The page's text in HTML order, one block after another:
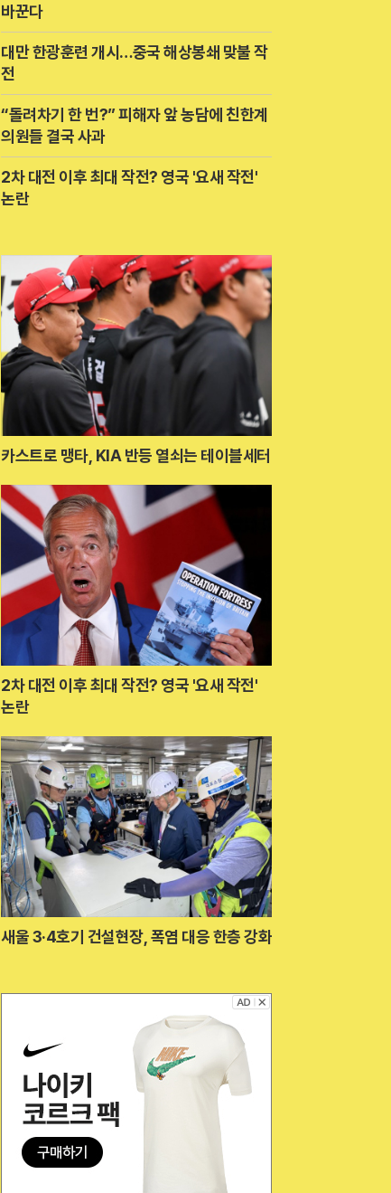
바꾼다
대만 한광훈련 개시…중국 해상봉쇄 맞불 작
전
“돌려차기 한 번?” 피해자 앞 농담에 친한계
의원들 결국 사과
2차 대전 이후 최대 작전? 영국 '요새 작전'
논란
카스트로 맹타, KIA 반등 열쇠는 테이블세터
2차 대전 이후 최대 작전? 영국 '요새 작전'
논란
새울 3·4호기 건설현장, 폭염 대응 한층 강화